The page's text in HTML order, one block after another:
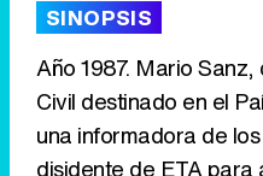
SINOPSIS
Año 1987. Mario
Civil destinado en el
una informadora de
disidente de ETA para